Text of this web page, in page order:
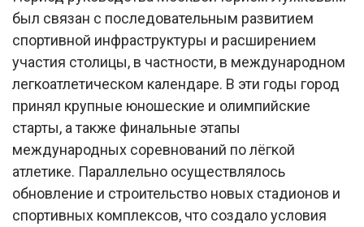
был связан с последовательным развитием
спортивной инфраструктуры и расширением
участия столицы, в частности, в международном
легкоатлетическом календаре. В эти годы город
принял крупные юношеские и олимпийские
старты, а также финальные этапы
международных соревнований по лёгкой
атлетике. Параллельно осуществлялось
обновление и строительство новых стадионов и
спортивных комплексов, что создало условия